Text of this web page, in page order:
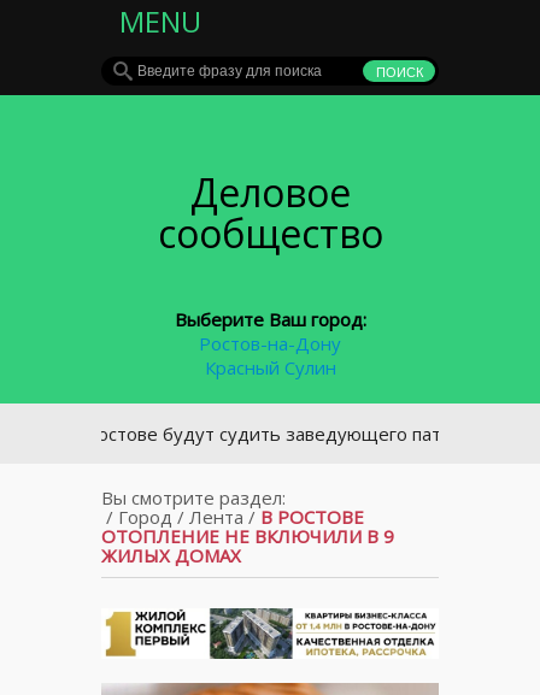
MENU
Деловое
сообщество
Выберите Ваш город:
Ростов-на-Дону
Красный Сулин
В Ростове будут судить заведующего
Вы смотрите раздел:
/ Город/ Лента / В РОСТОВЕ
ОТОПЛЕНИЕ НЕ ВКЛЮЧИЛИ В 9
ЖИЛЫХ ДОМАХ